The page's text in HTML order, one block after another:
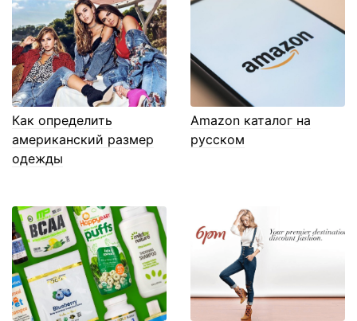
Как определить
американский размер
одежды
Amazon каталог на
русском